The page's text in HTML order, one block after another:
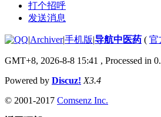
打个招呼
发送消息
|Archiver|手机版|导航中医药 ( 官
GMT+8, 2026-8-8 15:41 , Processed in
Powered by Discuz! X3.4
© 2001-2017 Comsenz Inc.